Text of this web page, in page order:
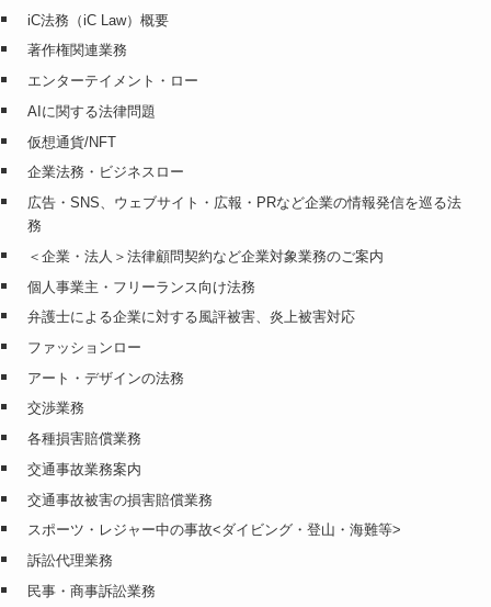
iC法務（iC Law）概要
著作権関連業務
エンターテイメント・ロー
AIに関する法律問題
仮想通貨/NFT
企業法務・ビジネスロー
広告・SNS、ウェブサイト・広報・PRなど企業の情報発信を巡る法
務
＜企業・法人＞法律顧問契約など企業対象業務のご案内
個人事業主・フリーランス向け法務
弁護士による企業に対する風評被害、炎上被害対応
ファッションロー
アート・デザインの法務
交渉業務
各種損害賠償業務
交通事故業務案内
交通事故被害の損害賠償業務
スポーツ・レジャー中の事故<ダイビング・登山・海難等>
訴訟代理業務
民事・商事訴訟業務